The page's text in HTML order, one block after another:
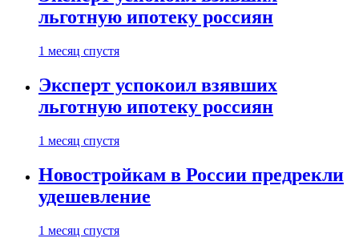
льготную ипотеку россиян
1 месяц спустя
Эксперт успокоил взявших
льготную ипотеку россиян
1 месяц спустя
Новостройкам в России предрекли
удешевление
1 месяц спустя